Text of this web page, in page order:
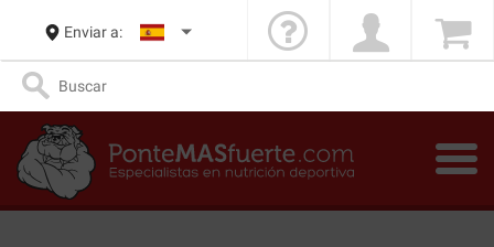
Enviar a: